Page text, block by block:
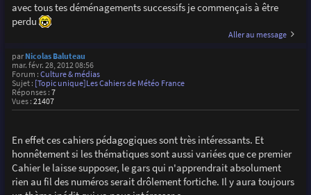
avec tous tes déménagements successifs je commençais à être
perdu
Aller au message
par Nicolas Baluteau
mar. févr. 28, 2012 08:56
Forum : Culture & médias
Sujet : [Topic unique]Les Cahiers de Météo France
Réponses : 7
Vues : 21407
En effet ces cahiers pédagogiques sont très intéressants. Et
honnêtement si les thématiques sont aussi variées que ce premier
Cahier le laisse supposer, le gars qui n'apprendrait absolument
rien au fil des numéros serait drôlement fortiche. Il y aura toujours